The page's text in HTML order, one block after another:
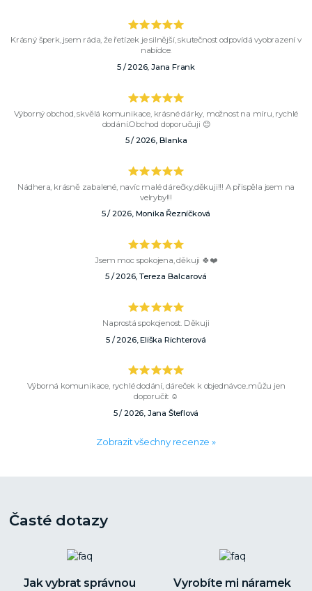
Krásný šperk, jsem ráda, že řetízek je silnější, skutečnost odpovídá vyobrazení v
nabídce.
5 / 2026, Jana Frank
Výborný obchod, skvělá komunikace, krásné dárky, možnost na míru, rychlé
dodání.Obchod doporučuji 😊
5 / 2026, Blanka
Nádhera, krásně zabalené, navíc malé dárečky,děkuji!!! A přispěla jsem na
velryby!!!
5 / 2026, Monika Řezníčková
Jsem moc spokojena, děkuji 🍀❤️
5 / 2026, Tereza Balcarová
Naprostá spokojenost. Děkuji
5 / 2026, Eliška Richterová
Výborná komunikace, rychlé dodání, dáreček k objednávce..můžu jen
doporučit ☺️
5 / 2026, Jana Šteflová
Zobrazit všechny recenze »
Časté dotazy
Jak vybrat správnou
Vyrobíte mi náramek